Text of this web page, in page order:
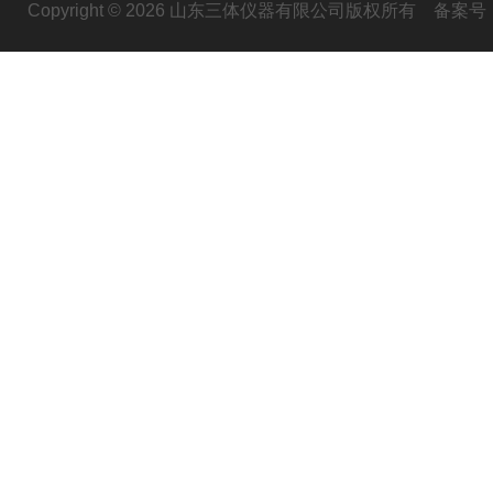
Copyright © 2026 山东三体仪器有限公司版权所有 备案号